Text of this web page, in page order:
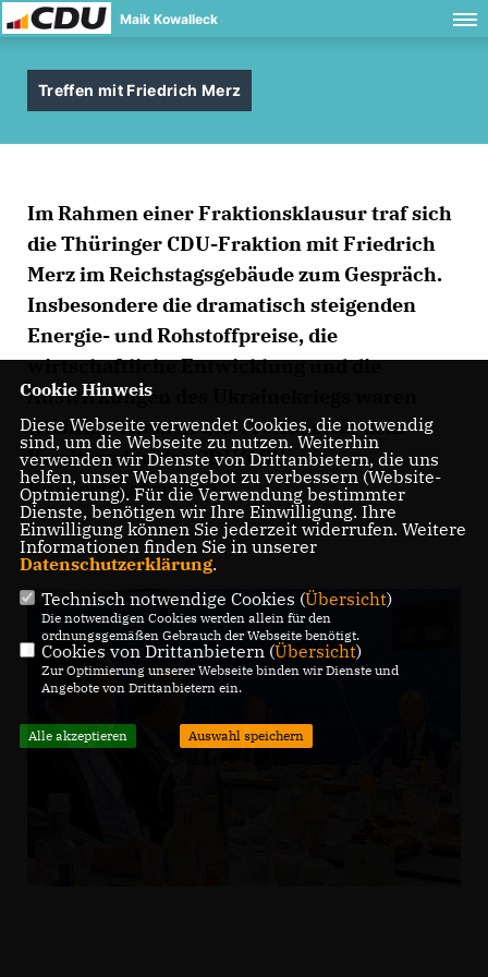
Maik Kowalleck
Treffen mit Friedrich Merz
Im Rahmen einer Fraktionsklausur traf sich
die Thüringer CDU-Fraktion mit Friedrich
Merz im Reichstagsgebäude zum Gespräch.
Insbesondere die dramatisch steigenden
Energie- und Rohstoffpreise, die
wirtschaftliche Entwicklung und die
Auswirkungen des Ukrainekriegs waren
wichtige Themen des Treffens mit dem
Vorsitzenden der CDU/CSU-
Bundestagsfraktion.
Cookie Hinweis
Diese Webseite verwendet Cookies, die notwendig
sind, um die Webseite zu nutzen. Weiterhin
verwenden wir Dienste von Drittanbietern, die uns
helfen, unser Webangebot zu verbessern (Website-
Optmierung). Für die Verwendung bestimmter
Dienste, benötigen wir Ihre Einwilligung. Ihre
Einwilligung können Sie jederzeit widerrufen. Weitere
Informationen finden Sie in unserer
Datenschutzerklärung.
Technisch notwendige Cookies (Übersicht)
Die notwendigen Cookies werden allein für den
ordnungsgemäßen Gebrauch der Webseite benötigt.
Cookies von Drittanbietern (Übersicht)
Zur Optimierung unserer Webseite binden wir Dienste und
Angebote von Drittanbietern ein.
Alle akzeptieren Auswahl speichern